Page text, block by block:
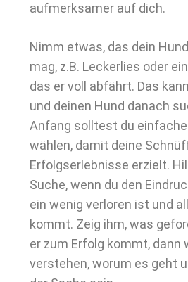
aufmerksamer auf dich.
Nimm etwas, das dein
mag, z.B. Leckerlies oder
das er voll abfährt. Das
und deinen Hund danach
Anfang solltest du
wählen, damit deine
Erfolgserlebnisse erzielt.
Suche, wenn du den
ein wenig verloren ist und
kommt. Zeig ihm, was
er zum Erfolg kommt, dann
verstehen, worum es geht